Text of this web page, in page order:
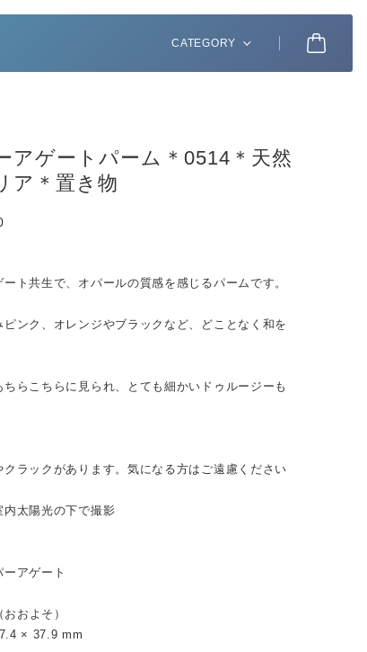
CATEGORY
アゲートパーム＊0514＊天然
ア＊置き物
ト共生で、オパールの質感を感じるパームです。
ンク、オレンジやブラックなど、どことなく和を
らこちらに見られ、とても細かいドゥルージーも
ラックがあります。気になる方はご遠慮ください
太陽光の下で撮影
アゲート
およそ）
× 37.9 mm